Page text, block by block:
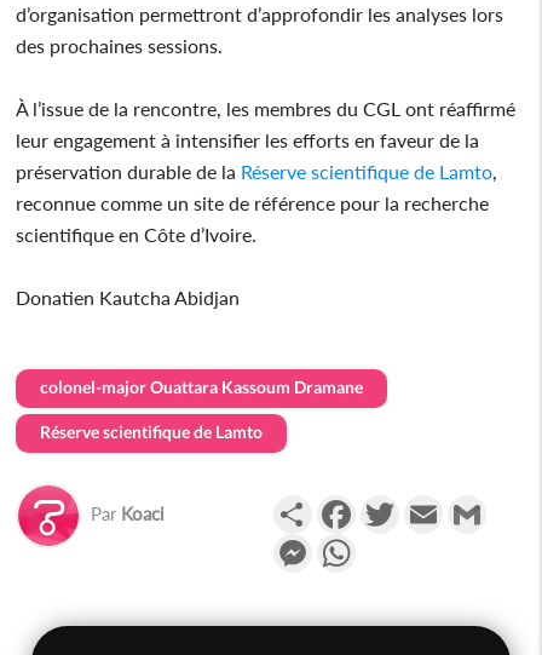
d’organisation permettront d’approfondir les analyses lors
des prochaines sessions.
À l’issue de la rencontre, les membres du CGL ont réaffirmé
leur engagement à intensifier les efforts en faveur de la
préservation durable de la Réserve scientifique de Lamto,
reconnue comme un site de référence pour la recherche
scientifique en Côte d’Ivoire.
Donatien Kautcha Abidjan
colonel-major Ouattara Kassoum Dramane
Réserve scientifique de Lamto
Par Koaci PartagerFacebookTwitterEmail
Messenger